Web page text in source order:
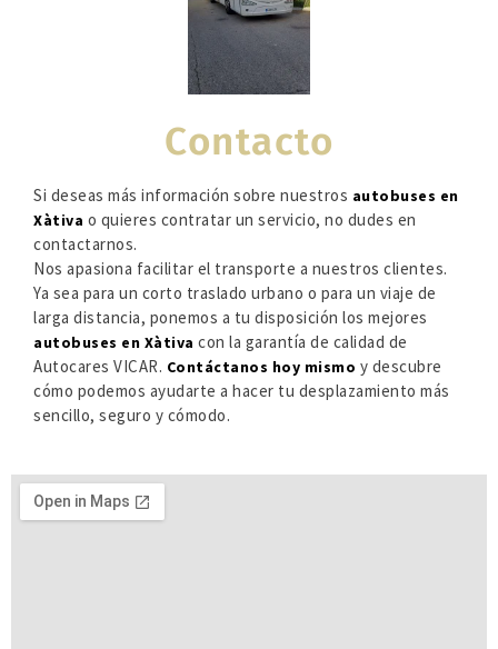
Contacto
Si deseas más información sobre nuestros autobuses en
Xàtiva o quieres contratar un servicio, no dudes en
contactarnos.
Nos apasiona facilitar el transporte a nuestros clientes.
Ya sea para un corto traslado urbano o para un viaje de
larga distancia, ponemos a tu disposición los mejores
autobuses en Xàtiva con la garantía de calidad de
Autocares VICAR. Contáctanos hoy mismo y descubre
cómo podemos ayudarte a hacer tu desplazamiento más
sencillo, seguro y cómodo.